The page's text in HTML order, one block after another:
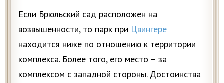
Если Брюльский сад расположен на
возвышенности, то парк при Цвингере
находится ниже по отношению к территории
комплекса. Более того, его место – за
комплексом с западной стороны. Достоинства